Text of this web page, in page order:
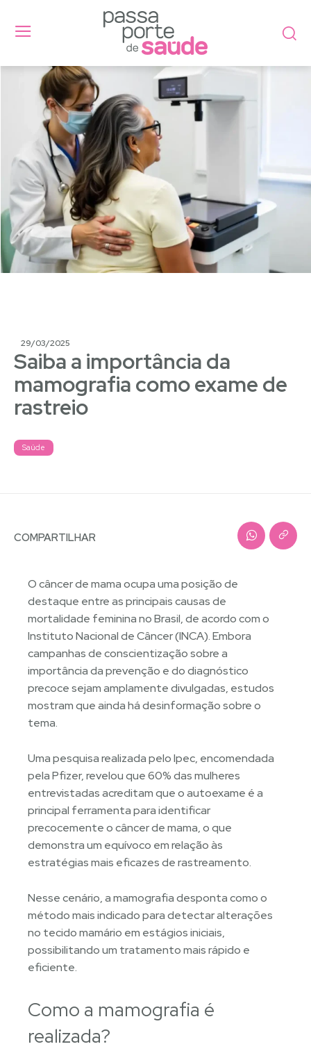
29/03/2025
Saiba a importância da
mamografia como exame de
rastreio
Saúde
COMPARTILHAR
O câncer de mama ocupa uma posição de
destaque entre as principais causas de
mortalidade feminina no Brasil, de acordo com o
Instituto Nacional de Câncer (INCA). Embora
campanhas de conscientização sobre a
importância da prevenção e do diagnóstico
precoce sejam amplamente divulgadas, estudos
mostram que ainda há desinformação sobre o
tema.
Uma pesquisa realizada pelo Ipec, encomendada
pela Pfizer, revelou que 60% das mulheres
entrevistadas acreditam que o autoexame é a
principal ferramenta para identificar
precocemente o câncer de mama, o que
demonstra um equívoco em relação às
estratégias mais eficazes de rastreamento.
Nesse cenário, a mamografia desponta como o
método mais indicado para detectar alterações
no tecido mamário em estágios iniciais,
possibilitando um tratamento mais rápido e
eficiente.
Como a mamografia é
realizada?